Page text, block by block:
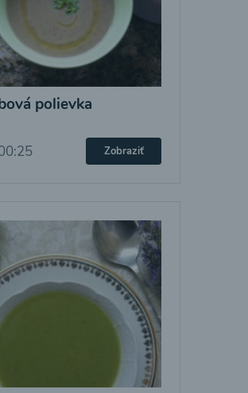
polievka
Zobraziť